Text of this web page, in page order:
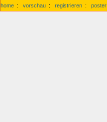
home : vorschau : registrieren : poster